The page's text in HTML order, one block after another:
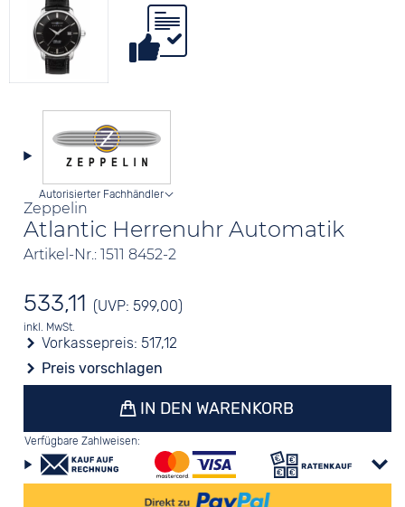
Zeppelin
Atlantic Herrenuhr Automatik
Artikel-Nr.: 1511 8452-2
Autorisierter Fachhändler
533,11 (UVP: 599,00)
inkl. MwSt.
Vorkassepreis: 517,12
Preis vorschlagen
IN DEN WARENKORB
Verfügbare Zahlweisen: